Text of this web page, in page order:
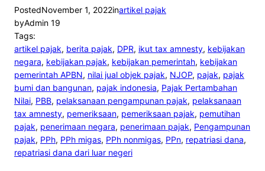
PostedNovember 1, 2022inartikel pajak
byAdmin 19
Tags:
artikel pajak, berita pajak, DPR, ikut tax amnesty, kebijakan
negara, kebijakan pajak, kebijakan pemerintah, kebijakan
pemerintah APBN, nilai jual objek pajak, NJOP, pajak, pajak
bumi dan bangunan, pajak indonesia, Pajak Pertambahan
Nilai, PBB, pelaksanaan pengampunan pajak, pelaksanaan
tax amnesty, pemeriksaan, pemeriksaan pajak, pemutihan
pajak, penerimaan negara, penerimaan pajak, Pengampunan
pajak, PPh, PPh migas, PPh nonmigas, PPn, repatriasi dana
repatriasi dana dari luar negeri